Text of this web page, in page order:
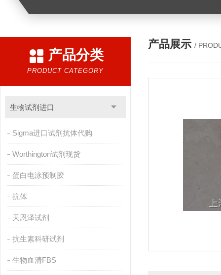
产品分类
PRODUCT CATEGORY
生物试剂进口
Sigma进口试剂抗体代购
Worthington试剂现货
蛋白电泳预制胶
抗体
天恩泽试剂
抗生素科研试剂
生物血清FBS
产品展示 /